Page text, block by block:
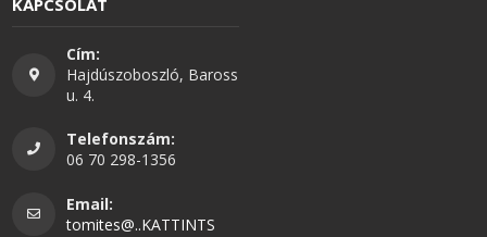
KAPCSOLAT
Cím:
Hajdúszoboszló, Baross
u. 4.
Telefonszám:
06 70 298-1356
Email:
tomites@..KATTINTS